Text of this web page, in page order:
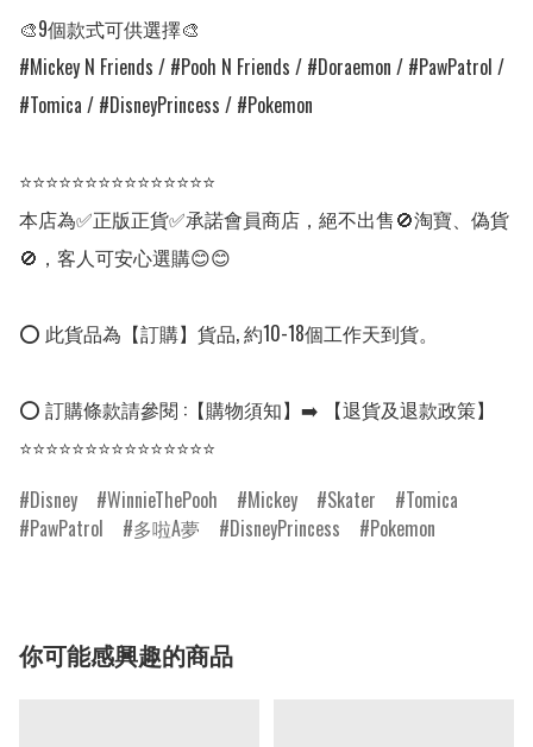
🎨9個款式可供選擇🎨
#Mickey N Friends / #Pooh N Friends / #Doraemon / #PawPatrol /
#Tomica / #DisneyPrincess / #Pokemon
⭐⭐⭐⭐⭐⭐⭐⭐⭐⭐⭐⭐⭐⭐⭐
本店為✅正版正貨✅承諾會員商店，絕不出售🚫淘寶、偽貨
🚫，客人可安心選購😊😊
⭕ 此貨品為【訂購】貨品, 約10-18個工作天到貨。
⭕ 訂購條款請參閱 :【購物須知】➡️ 【退貨及退款政策】
⭐⭐⭐⭐⭐⭐⭐⭐⭐⭐⭐⭐⭐⭐⭐
Disney
WinnieThePooh Mickey Skater
Tomica
PawPatrol
多啦A夢 DisneyPrincess Pokemon
你可能感興趣的商品